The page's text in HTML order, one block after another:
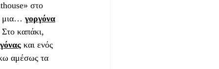
στο
μια… γοργόνα
καπάκι,
και ενός
αμέσως τα